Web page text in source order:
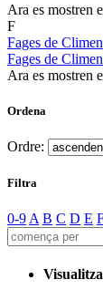
Ara es mostren
F
Fages de
Fages de
Ara es mostren
Ordena
Ordre:
Filtra
0-9 A B C D E
Visualitza